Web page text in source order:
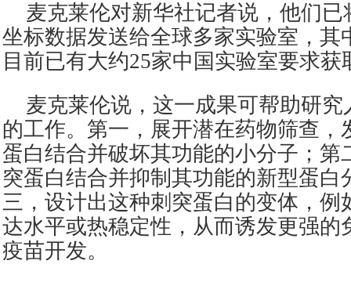
麦克莱伦对新华社记者说，他们
坐标数据发送给全球多家实验室，其
目前已有大约25家中国实验室要求获
麦克莱伦说，这一成果可帮助研
的工作。第一，展开潜在药物筛查，
蛋白结合并破坏其功能的小分子；第
突蛋白结合并抑制其功能的新型蛋白
三，设计出这种刺突蛋白的变体，例
达水平或热稳定性，从而诱发更强的
疫苗开发。